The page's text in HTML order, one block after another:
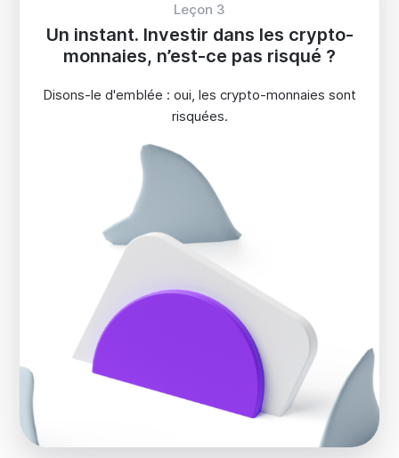
Leçon 3
Un instant. Investir dans les crypto-
monnaies, n’est-ce pas risqué ?
Disons-le d'emblée : oui, les crypto-monnaies sont
risquées.